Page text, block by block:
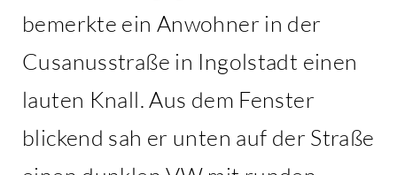
bemerkte ein Anwohner in der
Cusanusstraße in Ingolstadt einen
lauten Knall. Aus dem Fenster
blickend sah er unten auf der Straße